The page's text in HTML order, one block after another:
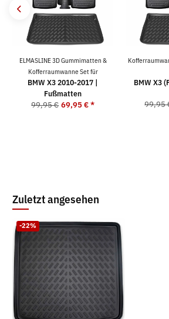
ELMASLINE 3D Gummimatten &
Kofferraumwanne Set für
BMW X3 2010-2017 |
Fußmatten
99,95 € 69,95 €*
BMW X3
99,95
Zuletzt angesehen
-22%